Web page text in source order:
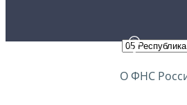
О ФНС